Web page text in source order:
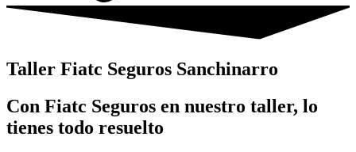
Taller Fiatc Seguros Sanchinarro
Con Fiatc Seguros en nuestro taller, lo
tienes todo resuelto